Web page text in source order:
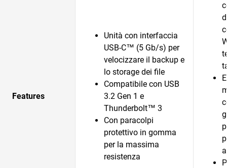
Features
Unità con interfaccia
USB-C™ (5 Gb/s) per
velocizzare il backup e
lo storage dei file
Compatibile con USB
3.2 Gen 1 e
Thunderbolt™ 3
Con paracolpi
protettivo in gomma
per la massima
resistenza